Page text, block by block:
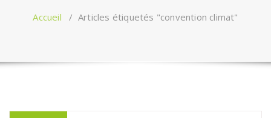
Accueil / Articles étiquetés "convention climat"